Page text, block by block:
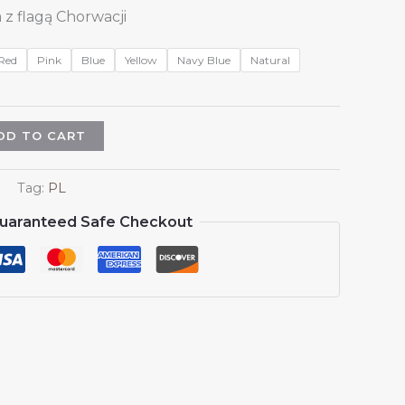
z flagą Chorwacji
Pink Blue Yellow Navy Blue Natural
TO CART
Tag: PL
Safe Checkout